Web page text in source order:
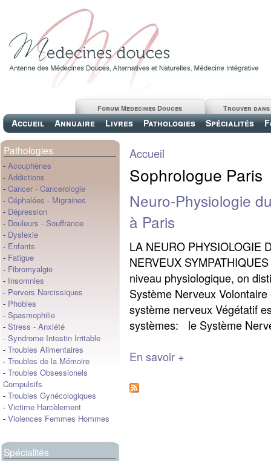
Accueil Annuaire Livres Pathologies Spécialités
Trouver
Forum Medecines Douces
Pathologies
- Acouphènes
- Addictions
- Cancer - Cancerologie
- Céphalées - Migraines
- Dépression
- Douleurs - Souffrance
- Dyslexie
- Enfants
- Fatigue
- Fibromyalgie
- Insomnies
- Pervers Narcissiques
- Phobies
- Spasmophilie
- Stress - Anxiété
- Syndrome Intestin Irritable
- Troubles Alimentaires
- Troubles de la Mémoire
- Troubles Obsessionels
Compulsifs
- Troubles Gynécologiques
- Victime Harcèlement
- Violences Femmes Hommes
Spécialités
Accueil
Sophrologue Paris
Neuro-Physiologie
à Paris
LA NEURO PHYSIOLOGIE
NERVEUX
niveau physiologique, on
Système Nerveux
système nerveux Végétatif
systèmes: le Système
En savoir +